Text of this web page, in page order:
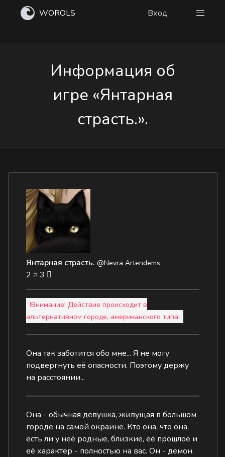
WOROLS Вход
Информация об
игре «Янтарная
страсть.».
Янтарная страсть. @Nevra Artendems
2 3
!Внимание! Действие происходит в
альтернативном городе, американского типа.
Она так заботится обо мне... Я не могу
подвергнуть её опасности. Поэтому держу
на расстоянии...
Она - обычная девушка, живущая в большом
городе на самой окраине. Кто она, что она,
есть ли у неё родные, близкие, её прошлое и
её характер - полностью на вас. Он - демон.